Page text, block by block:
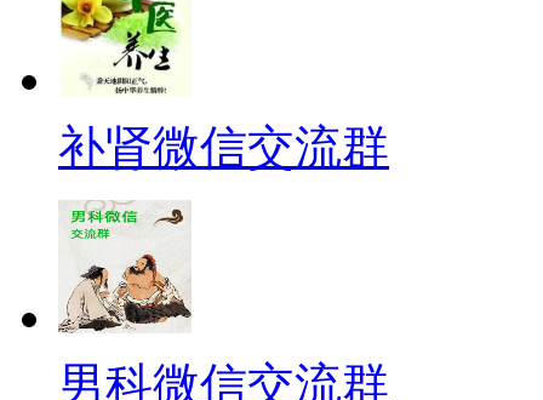
补肾微信交流群
男科微信交流群